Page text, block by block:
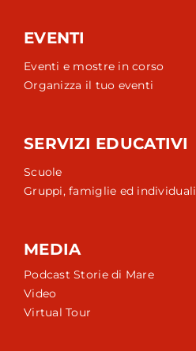
EVENTI
Eventi e mostre in corso
Organizza il tuo eventi
SERVIZI EDUCATIVI
Scuole
Gruppi, famiglie ed individuali
MEDIA
Podcast Storie di Mare
Video
Virtual Tour